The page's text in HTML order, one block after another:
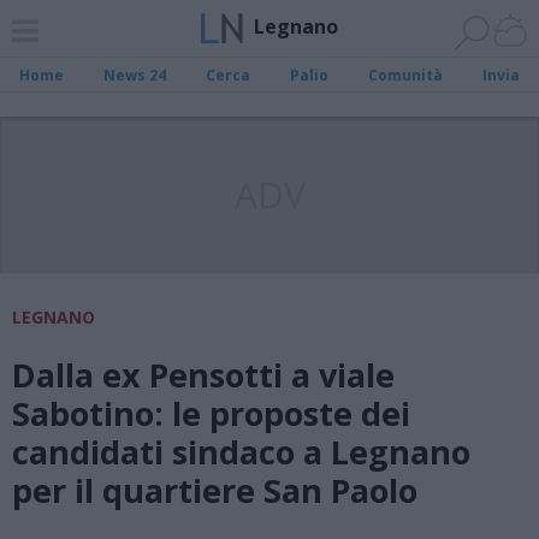
Legnano
Home News 24 Cerca Palio Comunità Invia
LEGNANO
Dalla ex Pensotti a viale
Sabotino: le proposte dei
candidati sindaco a Legnano
per il quartiere San Paolo